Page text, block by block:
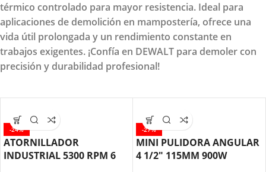
térmico controlado para mayor resistencia. Ideal para
aplicaciones de demolición en mampostería, ofrece una
vida útil prolongada y un rendimiento constante en
trabajos exigentes. ¡Confía en DEWALT para demoler con
precisión y durabilidad profesional!
-24%
ATORNILLADOR
INDUSTRIAL 5300 RPM 6
-27%
MINI PULIDORA ANGULAR
4 1/2″ 115MM 900W